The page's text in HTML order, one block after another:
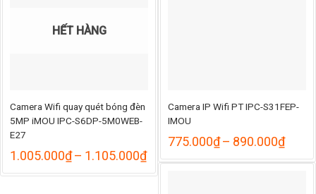
HẾT HÀNG
Camera Wifi quay quét bóng đèn
5MP iMOU IPC-S6DP-5M0WEB-
E27
1.005.000₫– 1.105.000₫Khoảng
giá:
từ
Camera IP Wifi PT IPC-S31FEP-
IMOU
775.000₫– 890.000₫
từ